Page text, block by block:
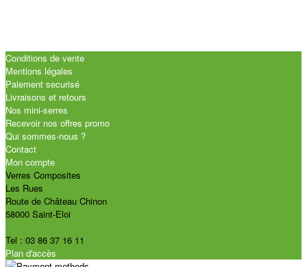
Conditions de vente
Mentions légales
Paiement securisé
Livraisons et retours
Nos mini-serres
Recevoir nos offres promo
Qui sommes-nous ?
Contact
Mon compte
Verres Composites
Les Rues
Route de Château Chinon
58000 Saint-Eloi
Tel : 03 86 37 16 11
Plan d'accès